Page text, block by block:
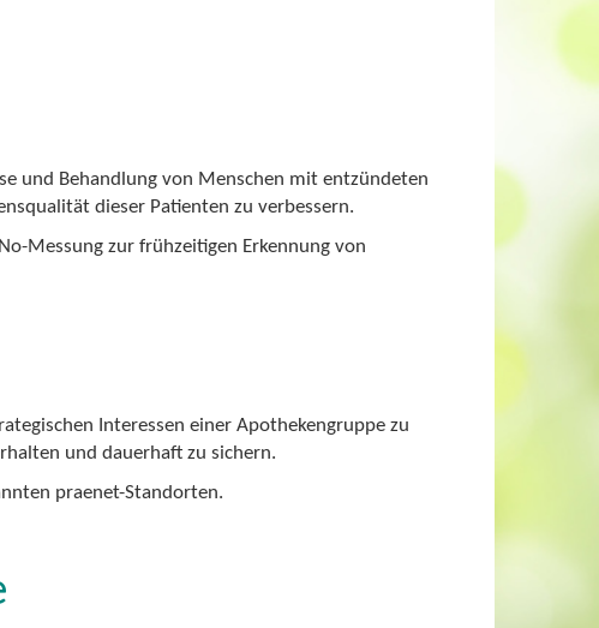
und Behandlung von Menschen mit entzündeten
dieser Patienten zu verbessern.
Messung zur frühzeitigen Erkennung von
Interessen einer Apothekengruppe zu
und dauerhaft zu sichern.
praenet-Standorten.